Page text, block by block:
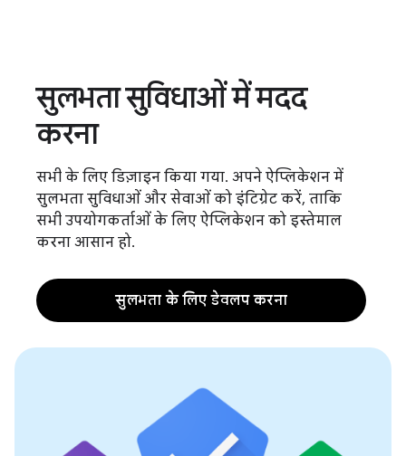
सुलभता सुविधाओं में मदद
करना
सभी के लिए डिज़ाइन किया गया. अपने ऐप्लिकेशन में
सुलभता सुविधाओं और सेवाओं को इंटिग्रेट करें, ताकि
सभी उपयोगकर्ताओं के लिए ऐप्लिकेशन को इस्तेमाल
करना आसान हो.
सुलभता के लिए डेवलप करना